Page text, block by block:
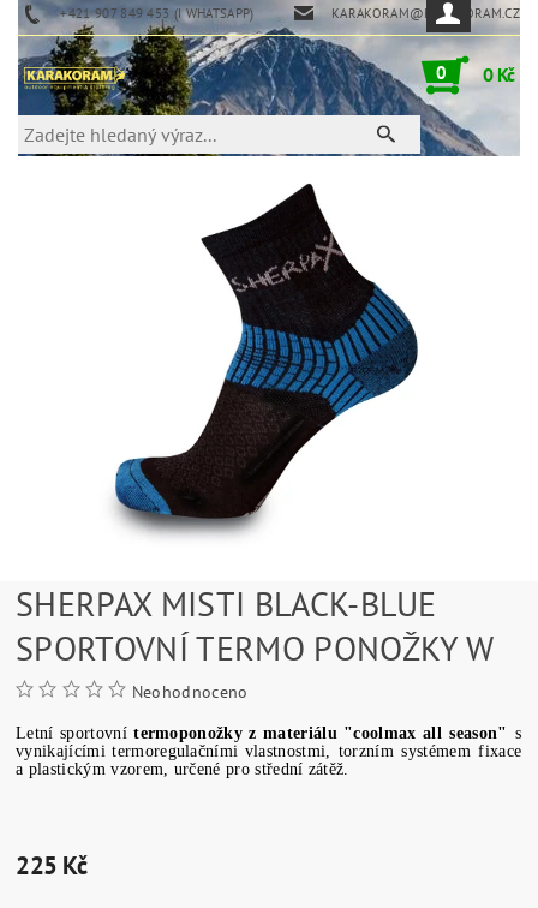
+421 907 849 453 (I WHATSAPP) KARAKORAM@KARAKORAM.CZ
0 0 Kč
SHERPAX MISTI BLACK-BLUE
SPORTOVNÍ TERMO PONOŽKY W
Neohodnoceno
Letní sportovní termoponožky z materiálu "coolmax all season" s
vynikajícími termoregulačními vlastnostmi torzním systémem fixace
a plastickým vzorem , určené pro střední zátěž
225 Kč